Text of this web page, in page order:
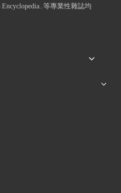
Encyclopedia..等專業性雜誌均